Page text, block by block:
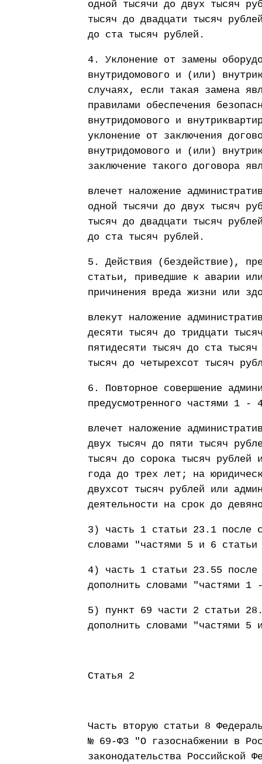
одной тысячи до двух тысяч
тысяч до двадцати тысяч
до ста тысяч рублей.
4. Уклонение от замены
внутридомового и (или)
случаях, если такая замена
правилами обеспечения
внутридомового и
уклонение от заключения
внутридомового и (или)
заключение такого договора
влечет наложение
одной тысячи до двух тысяч
тысяч до двадцати тысяч
до ста тысяч рублей.
5. Действия (бездействие),
статьи, приведшие к аварии
причинения вреда жизни или
влекут наложение
десяти тысяч до тридцати
пятидесяти тысяч до ста
тысяч до четырехсот тысяч
6. Повторное совершение
предусмотренного частями 1 -
влечет наложение
двух тысяч до пяти тысяч
тысяч до сорока тысяч рублей
года до трех лет; на
двухсот тысяч рублей или
деятельности на срок до
3) часть 1 статьи 23.1 после
словами "частями 5 и 6
4) часть 1 статьи 23.55
дополнить словами "частями
5) пункт 69 части 2 статьи
дополнить словами "частями
Статья 2
Часть вторую статьи 8
№ 69-ФЗ "О газоснабжении в
законодательства